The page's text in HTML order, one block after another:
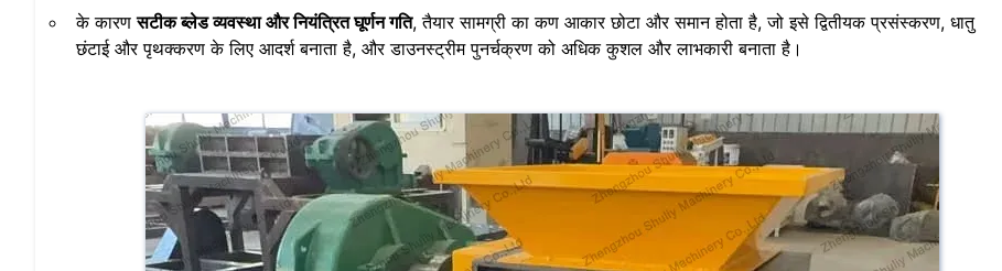
के कारणसटीक ब्लेड व्यवस्था और नियंत्रित घूर्णन गति, तैयार सामग्री का कण आकार छोटा और समान होता है, जो इसे द्वितीयक प्रसंस्करण, धातु
छंटाई और पृथक्करण के लिए आदर्श बनाता है, और डाउनस्ट्रीम पुनर्चक्रण को अधिक कुशल और लाभकारी बनाता है।